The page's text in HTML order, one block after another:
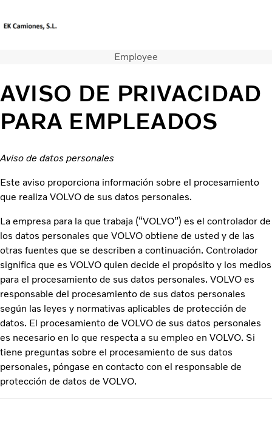
Póngase en contacto con nosotros
Camiones
Servicios
Contacte con nosotros
Nuestros almacenes
Employee
AVISO DE PRIVACIDAD
PARA EMPLEADOS
Aviso de datos personales
Este aviso proporciona información sobre el procesamiento
que realiza VOLVO de sus datos personales.
La empresa para la que trabaja (“VOLVO”) es el controlador de
los datos personales que VOLVO obtiene de usted y de las
otras fuentes que se describen a continuación. Controlador
significa que es VOLVO quien decide el propósito y los medios
para el procesamiento de sus datos personales. VOLVO es
responsable del procesamiento de sus datos personales
según las leyes y normativas aplicables de protección de
datos. El procesamiento de VOLVO de sus datos personales
es necesario en lo que respecta a su empleo en VOLVO. Si
tiene preguntas sobre el procesamiento de sus datos
personales, póngase en contacto con el responsable de
protección de datos de VOLVO.